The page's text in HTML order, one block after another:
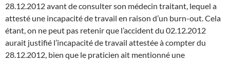
28.12.2012 avant de consulter son médecin traitant, lequel a
attesté une incapacité de travail en raison d’un burn-out. Cela
étant, on ne peut pas retenir que l’accident du 02.12.2012
aurait justifié l’incapacité de travail attestée à compter du
28.12.2012, bien que le praticien ait mentionné une